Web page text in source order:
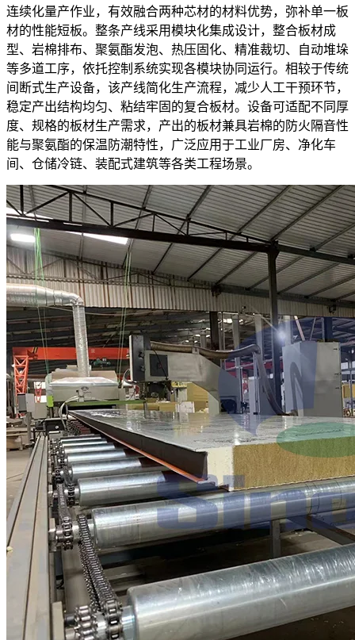
连续化量产作业，有效融合两种芯材的材料优势，弥补单一板
材的性能短板。整条产线采用模块化集成设计，整合板材成
型、岩棉排布、聚氨酯发泡、热压固化、精准裁切、自动堆垛
等多道工序，依托控制系统实现各模块协同运行。相较于传统
间断式生产设备，该产线简化生产流程，减少人工干预环节，
稳定产出结构均匀、粘结牢固的复合板材。设备可适配不同厚
度、规格的板材生产需求，产出的板材兼具岩棉的防火隔音性
能与聚氨酯的保温防潮特性，广泛应用于工业厂房、净化车
间、仓储冷链、装配式建筑等各类工程场景。